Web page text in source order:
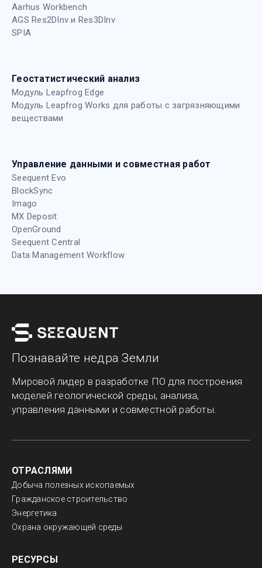
Aarhus Workbench
AGS Res2DInv и Res3DInv
SPIA
Геостатистический анализ
Модуль Leapfrog Edge
Модуль Leapfrog Works для работы с загрязняющими
веществами
Управление данными и совместная работ
Seequent Evo
BlockSync
Imago
MX Deposit
OpenGround
Seequent Central
Data Management Workflow
Познавайте недра Земли
Мировой лидер в разработке ПО для построения
моделей геологической среды, анализа,
управления данными и совместной работы.
ОТРАСЛЯМИ
Добыча полезных ископаемых
Гражданское строительство
Энергетика
Охрана окружающей среды
РЕСУРСЫ